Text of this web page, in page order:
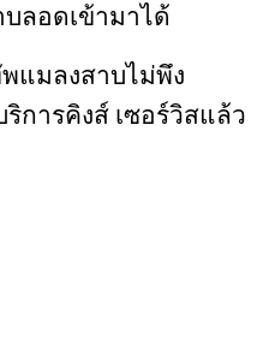
ลอดเข้ามาได้
แมลงสาบไม่พึง
ริการคิงส์ เซอร์วิสแล้ว